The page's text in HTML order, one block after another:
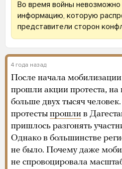
Во время войны невозможно
информацию, которую
представители сторон
4 года назад
После начала мобилизации
прошли акции протеста,
больше двух тысяч
протесты прошли в
пришлось разгонять
Однако в большинстве
не было. Почему даже
не спровоцировала